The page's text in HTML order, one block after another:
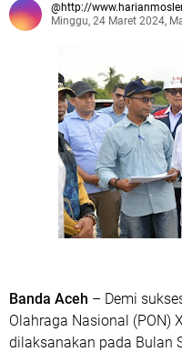
http://
Minggu, 24 Maret 2024,
Banda Aceh – Demi
Olahraga Nasional (PON)
dilaksanakan pada Bulan